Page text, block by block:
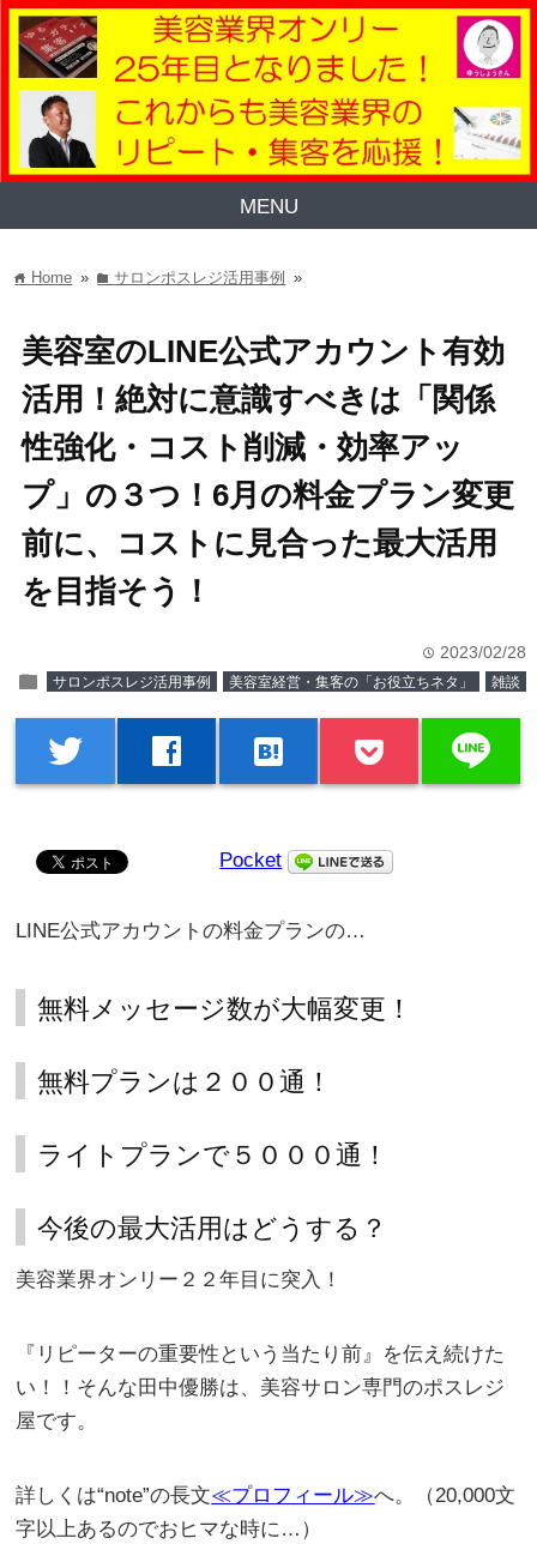
MENU
home Home » folderサロンポスレジ活用事例 »
美容室のLINE公式アカウント有効
活用！絶対に意識すべきは「関係
性強化・コスト削減・効率アッ
プ」の３つ！6月の料金プラン変更
前に、コストに見合った最大活用
を目指そう！
time 2023/02/28
folder サロンポスレジ活用事例 美容室経営・集客の「お役立ちネタ」 雑談
twitter facebook hatenabookmark line
Pocket
LINE公式アカウントの料金プランの…
無料メッセージ数が大幅変更！
無料プランは２００通！
ライトプランで５０００通！
今後の最大活用はどうする？
美容業界オンリー２２年目に突入！
『リピーターの重要性という当たり前』を伝え続けた
い！！そんな田中優勝は、美容サロン専門のポスレジ
屋です。
詳しくは“note”の長文≪プロフィール≫へ。（20,000文
字以上あるのでおヒマな時に…）